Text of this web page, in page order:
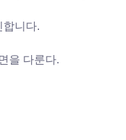
니다.
을 다룬다.